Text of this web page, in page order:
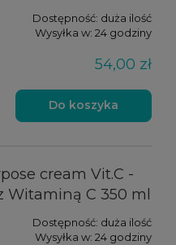
Dostępność: duża ilość
Wysyłka w: 24 godziny
54,00 zł
Do koszyka
cream Vit.C -
C 350 ml
Dostępność: duża ilość
Wysyłka w: 24 godziny